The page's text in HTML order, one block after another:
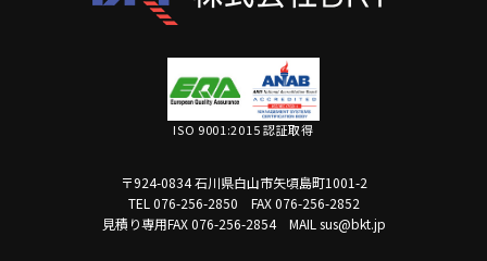
ISO 9001:2015 認証取得
〒924-0834 石川県白山市矢頃島町1001-2
TEL 076-256-2850
FAX 076-256-2852
見積り専用FAX 076-256-2854
MAIL sus@bkt.jp